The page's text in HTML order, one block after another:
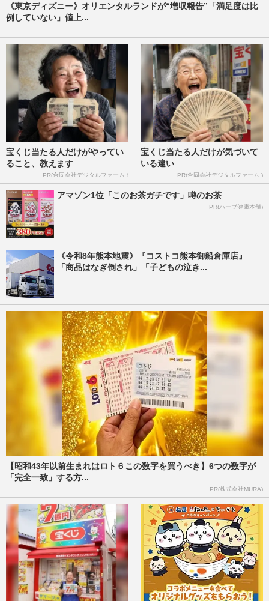
《東京ディズニー》オリエンタルランドが“増収報告”「満足度は比
例していない」値上...
宝くじ当たる人だけがやってい
ること、教えます
PR(合同会社デジタルファーム )
宝くじ当たる人だけが気づいて
いる違い
PR(合同会社デジタルファーム )
アマゾン1位「このお茶ガチです」噂のお茶
PR(ハーブ健康本舗)
《令和8年熊本地震》『コストコ熊本御船倉庫店』
「商品はなぎ倒され」「子どもの泣き...
【昭和43年以前生まれはロト６この数字を買うべき】6つの数字が
「完全一致」する方...
PR(株式会社MURA)